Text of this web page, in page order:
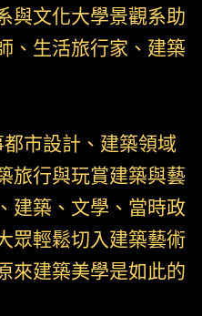
與文化大學景觀系助
、生活旅行家、建築
市設計、建築領域
旅行與玩賞建築與藝
建築、文學、當時政
眾輕鬆切入建築藝術
來建築美學是如此的